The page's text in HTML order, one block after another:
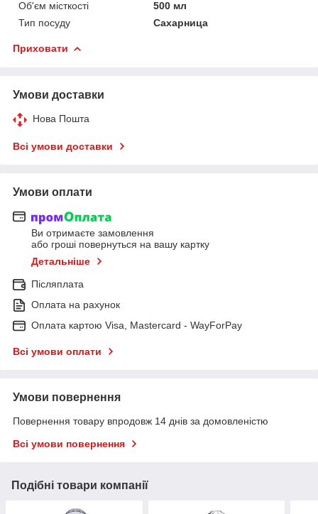
Об'єм місткості
500 мл
Тип посуду
Сахарница
Приховати
Умови доставки
Нова Пошта
Всі умови доставки
Умови оплати
Ви отримаєте замовлення
або гроші повернуться на вашу картку
Детальніше
Післяплата
Оплата на рахунок
Оплата картою Visa, Mastercard - WayForPay
Всі умови оплати
Умови повернення
Повернення товару впродовж 14 днів за домовленістю
Всі умови повернення
Подібні товари компанії